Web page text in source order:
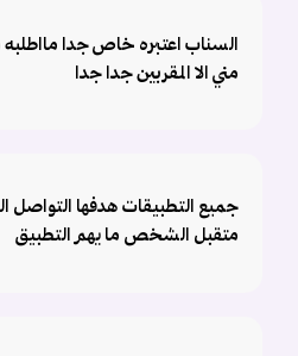
السناب اعتبره خاص جدا
مني الا المقربين جدا جدا
جميع التطبيقات هدفها التواصل
متقبل الشخص ما يهم التطبيق